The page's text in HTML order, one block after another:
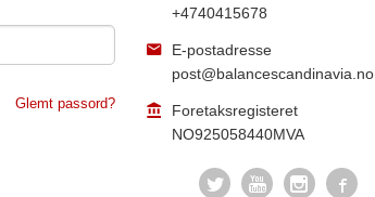
Glemt passord?
+4740415678
E-postadresse
post@balancescandinavia.no
Foretaksregisteret
NO925058440MVA